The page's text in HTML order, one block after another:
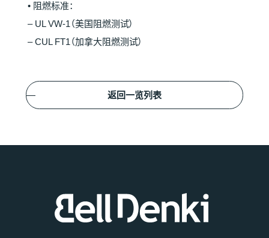
• 阻燃标准：
– UL VW-1（美国阻燃测试）
– CUL FT1（加拿大阻燃测试）
返回一览列表